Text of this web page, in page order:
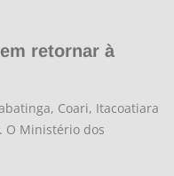
retornar à
Coari, Itacoatiara
O Ministério dos